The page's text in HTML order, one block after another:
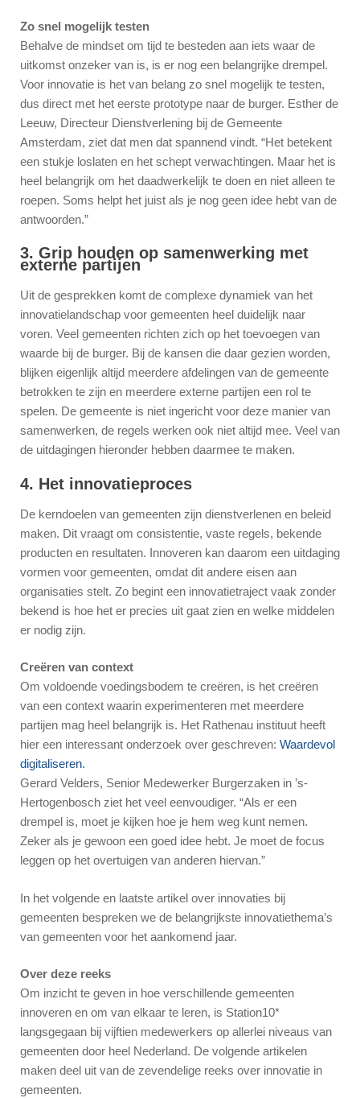
Zo snel mogelijk testen
Behalve de mindset om tijd te besteden aan iets waar de
uitkomst onzeker van is, is er nog een belangrijke drempel.
Voor innovatie is het van belang zo snel mogelijk te testen,
dus direct met het eerste prototype naar de burger. Esther de
Leeuw, Directeur Dienstverlening bij de Gemeente
Amsterdam, ziet dat men dat spannend vindt. “Het betekent
een stukje loslaten en het schept verwachtingen. Maar het is
heel belangrijk om het daadwerkelijk te doen en niet alleen te
roepen. Soms helpt het juist als je nog geen idee hebt van de
antwoorden.”
3. Grip houden op samenwerking met
externe partijen
Uit de gesprekken komt de complexe dynamiek van het
innovatielandschap voor gemeenten heel duidelijk naar
voren. Veel gemeenten richten zich op het toevoegen van
waarde bij de burger. Bij de kansen die daar gezien worden,
blijken eigenlijk altijd meerdere afdelingen van de gemeente
betrokken te zijn en meerdere externe partijen een rol te
spelen. De gemeente is niet ingericht voor deze manier van
samenwerken, de regels werken ook niet altijd mee. Veel van
de uitdagingen hieronder hebben daarmee te maken.
4. Het innovatieproces
De kerndoelen van gemeenten zijn dienstverlenen en beleid
maken. Dit vraagt om consistentie, vaste regels, bekende
producten en resultaten. Innoveren kan daarom een uitdaging
vormen voor gemeenten, omdat dit andere eisen aan
organisaties stelt. Zo begint een innovatietraject vaak zonder
bekend is hoe het er precies uit gaat zien en welke middelen
er nodig zijn.
Creëren van context
Om voldoende voedingsbodem te creëren, is het creëren
van een context waarin experimenteren met meerdere
partijen mag heel belangrijk is. Het Rathenau instituut heeft
hier een interessant onderzoek over geschreven: Waardevol
digitaliseren.
Gerard Velders, Senior Medewerker Burgerzaken in ’s-
Hertogenbosch ziet het veel eenvoudiger. “Als er een
drempel is, moet je kijken hoe je hem weg kunt nemen.
Zeker als je gewoon een goed idee hebt. Je moet de focus
leggen op het overtuigen van anderen hiervan.”
In het volgende en laatste artikel over innovaties bij
gemeenten bespreken we de belangrijkste innovatiethema’s
van gemeenten voor het aankomend jaar.
Over deze reeks
Om inzicht te geven in hoe verschillende gemeenten
innoveren en om van elkaar te leren, is Station10*
langsgegaan bij vijftien medewerkers op allerlei niveaus van
gemeenten door heel Nederland. De volgende artikelen
maken deel uit van de zevendelige reeks over innovatie in
gemeenten.